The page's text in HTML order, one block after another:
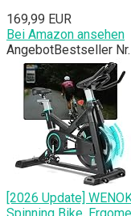
169,99 EUR
Bei Amazon ansehen
AngebotBestseller
[2026 Update]